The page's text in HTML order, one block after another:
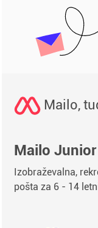
Mailo,
Mailo Junior
Izobraževalna,
pošta za 6 - 14